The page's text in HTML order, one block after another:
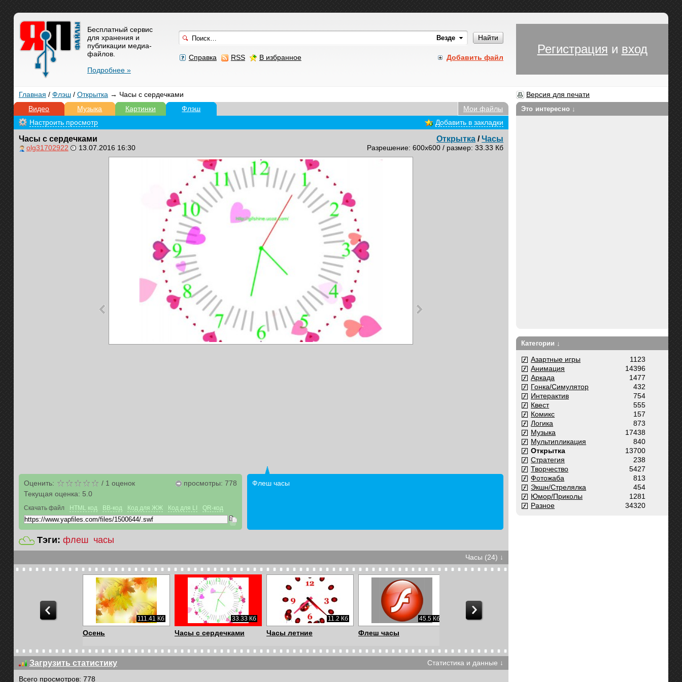
Найти
Добавить файл
Справка RSS В избранное
Бесплатный сервис
для хранения и
публикации медиа-
файлов.
Подробнее »
Регистрация и вход
Главная / Флэш/ Открытка → Часы с сердечками
Версия для печати
Видео
Музыка Картинки Флэш
Мои файлы
Настроить просмотр
Добавить в закладки
Часы с сердечками
olg31702922 13.07.2016 16:30
Открытка /Часы
Разрешение: 600x600 / размер: 33.33 Кб
Оценить: / 1 оценок
Текущая оценка: 5.0
просмотры: 778
Скачать файл HTML код BB-код Код для ЖЖ Код для LI QR-код
Флеш часы
Тэги: флеш часы
Часы (24) ↓
50.44 Кб 111.41 Кб
Осень
33.33 Кб
Часы с сердечками
11.2 Кб
Часы летние
45.5 Кб
Флеш часы
Загрузить статистику
Статистика и данные ↓
Всего просмотров: 778
Это интересно ↓
Категории ↓
1123
Азартные игры
14396
Анимация
1477
Аркада
432
Гонка/Симулятор
754
Интерактив
555
Квест
157
Комикс
873
Логика
17438
Музыка
840
Мультипликация
13700
Открытка
238
Стратегия
5427
Творчество
813
Фотожаба
454
Экшн/Стрелялка
1281
Юмор/Приколы
34320
Разное